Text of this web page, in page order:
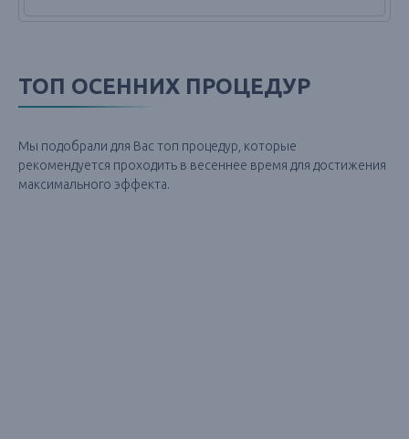
ТОП ОСЕННИХ ПРОЦЕДУР
Мы подобрали для Вас топ процедур, которые
рекомендуется проходить в весеннее время для достижения
максимального эффекта.